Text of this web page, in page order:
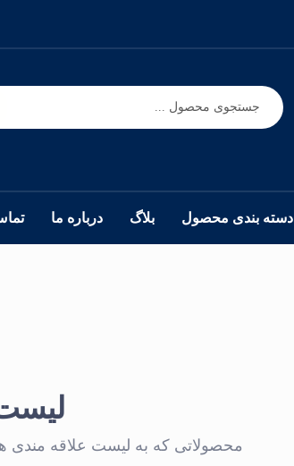
دسته بندی محصول بلاگ درباره ما
محصولاتی که به لیست علاقه مندی